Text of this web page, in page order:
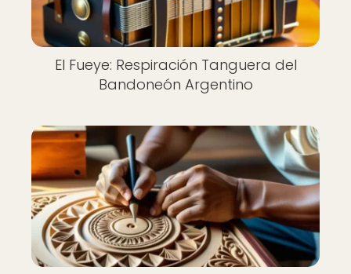
El Fueye: Respiración Tanguera del
Bandoneón Argentino